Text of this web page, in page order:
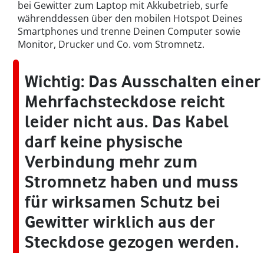
bei Gewitter zum Laptop mit Akkubetrieb, surfe
währenddessen über den mobilen Hotspot Deines
Smartphones und trenne Deinen Computer sowie
Monitor, Drucker und Co. vom Stromnetz.
Wichtig: Das Ausschalten einer
Mehrfachsteckdose reicht
leider nicht aus. Das Kabel
darf keine physische
Verbindung mehr zum
Stromnetz haben und muss
für wirksamen Schutz bei
Gewitter wirklich aus der
Steckdose gezogen werden.